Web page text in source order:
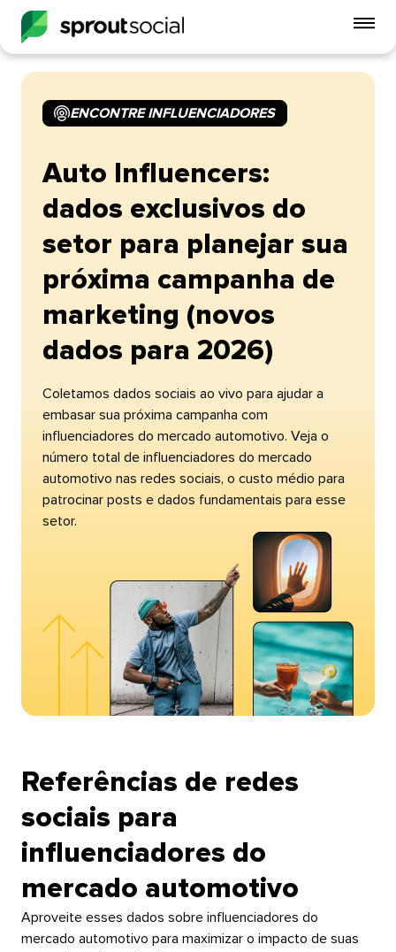
ENCONTRE INFLUENCIADORES​​
Auto Influencers:
dados exclusivos do
setor para planejar sua
próxima campanha de
marketing (novos
dados para 2026)​​
Coletamos dados sociais ao vivo para ajudar a
embasar sua próxima campanha com
influenciadores do mercado automotivo. Veja o
número total de influenciadores do mercado
automotivo nas redes sociais, o custo médio para
patrocinar posts e dados fundamentais para esse
setor.​​
Referências de redes
sociais para
influenciadores do
mercado automotivo​​
Aproveite esses dados sobre influenciadores do
mercado automotivo para maximizar o impacto de suas